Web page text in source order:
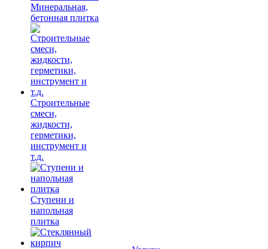
Минеральная,
бетонная плитка
Строительные
смеси,
жидкости,
герметики,
инструмент и
т.д.
Ступени и
напольная
плитка